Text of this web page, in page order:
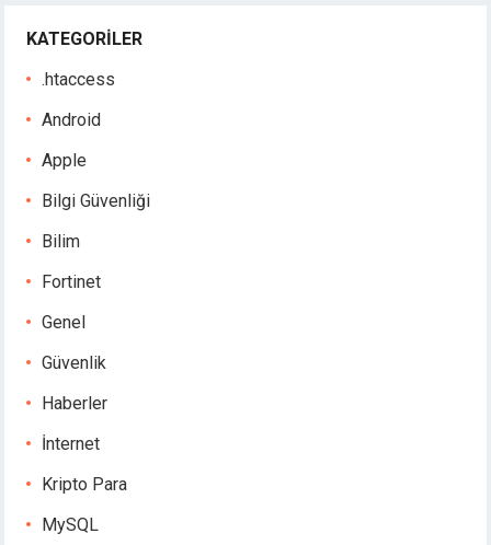
KATEGORILER
.htaccess
Android
Apple
Bilgi Güvenliği
Bilim
Fortinet
Genel
Güvenlik
Haberler
İnternet
Kripto Para
MySQL